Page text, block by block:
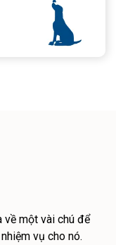
về một vài chú để
vụ cho nó.